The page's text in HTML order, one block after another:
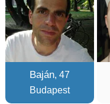
Baján, 47
Budapest